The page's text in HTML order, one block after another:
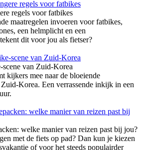
regels voor fatbikes
maatregelen invoeren voor fatbikes,
een helmplicht en een
dit voor jou als fietser?
van Zuid-Korea
kijkers mee naar de bloeiende
Korea. Een verrassende inkijk in een
welke manier van reizen past bij jou?
met de fiets op pad? Dan kun je kiezen
of voor het steeds populairder